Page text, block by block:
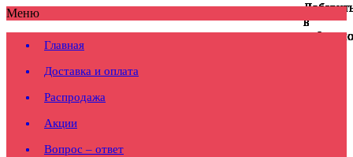
Меню
Главная
Доставка и оплата
Распродажа
Акции
Вопрос – ответ
в
в
в
в
в
в
в
в